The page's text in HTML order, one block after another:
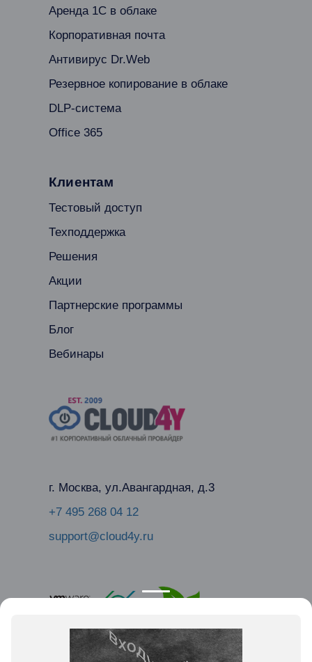
Аренда 1С в облаке
Корпоративная почта
Антивирус Dr.Web
Резервное копирование в облаке
DLP-система
Office 365
Клиентам
Тестовый доступ
Техподдержка
Решения
Акции
Партнерские программы
Блог
Вебинары
г. Москва, ул.Авангардная, д.3
+7 495 268 04 12
support@cloud4y.ru